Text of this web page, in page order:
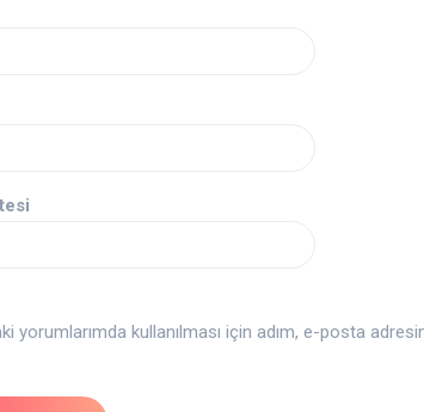
yorumlarımda kullanılması için adım, e-posta